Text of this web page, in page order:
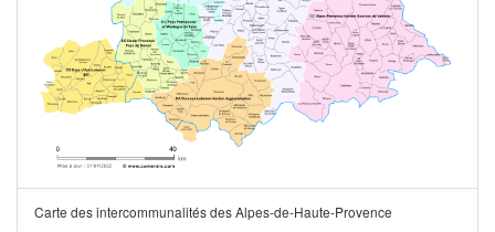
Carte des intercommunalités des Alpes-de-Haute-Provence